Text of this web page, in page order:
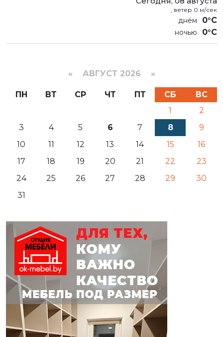
, ветер 0 м/сек
0°C
0°C
« АВГУСТ 2026 »
ПН ВТ СР ЧТ ПТ СБ
ВС
1
2
3
4 5 6 7 8
9
10
11 12 13 14 15
16
17
18 19 20 21 22
23
24
25 26 27 28 29
30
31